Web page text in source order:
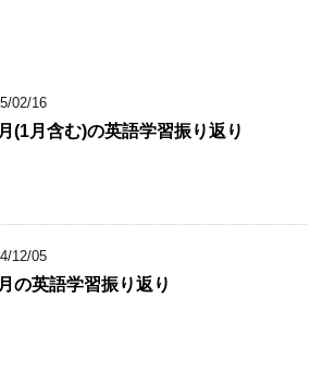
02/16
(1月含む)の英語学習振り返り
12/05
の英語学習振り返り